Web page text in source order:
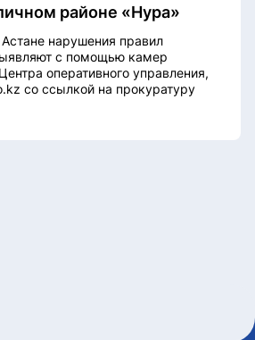
районе «Нура»
нарушения правил
с помощью камер
оперативного управления,
со ссылкой на прокуратуру